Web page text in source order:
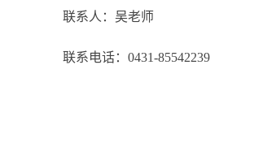
联系人：吴老师
联系电话：0431-85542239